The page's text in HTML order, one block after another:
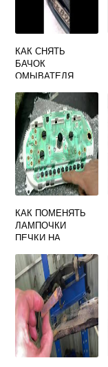
КАК СНЯТЬ
БАЧОК
ОМЫВАТЕЛЯ
ВИТАРА
КАК ПОМЕНЯТЬ
ЛАМПОЧКИ
ПЕЧКИ НА